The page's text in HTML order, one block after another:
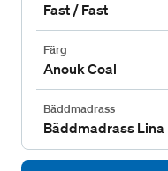
Fast / Fast
Färg
Anouk Coal
Bäddmadrass
Bäddmadrass Lina